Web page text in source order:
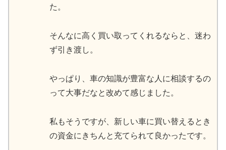
た。
そんなに高く買い取ってくれるならと、迷わ
ず引き渡し。
やっぱり、車の知識が豊富な人に相談するの
って大事だなと改めて感じました。
私もそうですが、新しい車に買い替えるとき
の資金にきちんと充てられて良かったです。